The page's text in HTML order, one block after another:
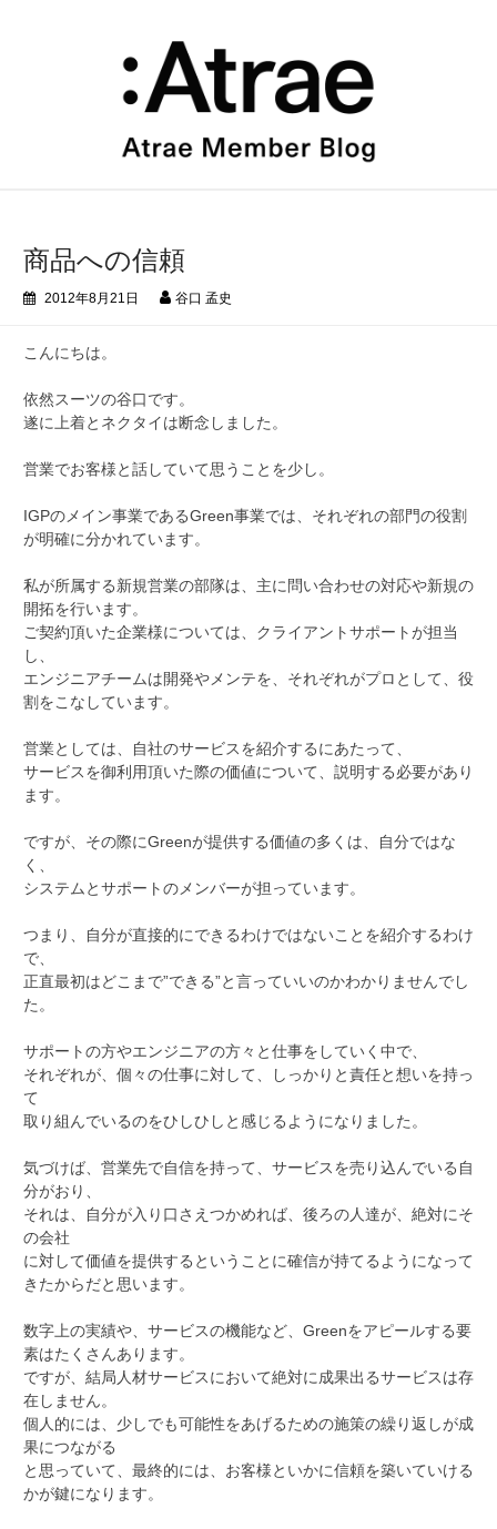
商品への信頼
2012年8月21日 谷口 孟史
こんにちは。
依然スーツの谷口です。
遂に上着とネクタイは断念しました。
営業でお客様と話していて思うことを少し。
IGPのメイン事業であるGreen事業では、それぞれの部門の役割
が明確に分かれています。
私が所属する新規営業の部隊は、主に問い合わせの対応や新規の
開拓を行います。
ご契約頂いた企業様については、クライアントサポートが担当
し、
エンジニアチームは開発やメンテを、それぞれがプロとして、役
割をこなしています。
営業としては、自社のサービスを紹介するにあたって、
サービスを御利用頂いた際の価値について、説明する必要があり
ます。
ですが、その際にGreenが提供する価値の多くは、自分ではな
く、
システムとサポートのメンバーが担っています。
つまり、自分が直接的にできるわけではないことを紹介するわけ
で、
正直最初はどこまで”できる”と言っていいのかわかりませんでし
た。
サポートの方やエンジニアの方々と仕事をしていく中で、
それぞれが、個々の仕事に対して、しっかりと責任と想いを持っ
て
取り組んでいるのをひしひしと感じるようになりました。
気づけば、営業先で自信を持って、サービスを売り込んでいる自
分がおり、
それは、自分が入り口さえつかめれば、後ろの人達が、絶対にそ
の会社
に対して価値を提供するということに確信が持てるようになって
きたからだと思います。
数字上の実績や、サービスの機能など、Greenをアピールする要
素はたくさんあります。
ですが、結局人材サービスにおいて絶対に成果出るサービスは存
在しません。
個人的には、少しでも可能性をあげるための施策の繰り返しが成
果につながる
と思っていて、最終的には、お客様といかに信頼を築いていける
かが鍵になります。